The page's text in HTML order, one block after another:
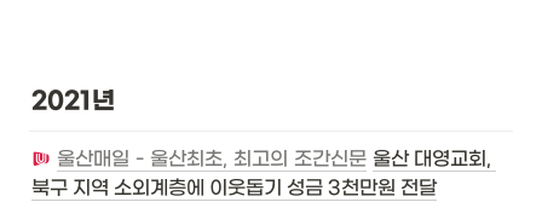
2021년
울산매일 - 울산최초, 최고의 조간신문 울산 대영교회,
북구 지역 소외계층에 이웃돕기 성금 3천만원 전달